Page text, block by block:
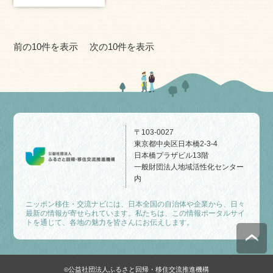
前の10件を表示 次の10件を表示
〒103-0027
東京都中央区日本橋2-3-4
日本橋プラザビル13階
一般財団法人地域活性化センター
内
ニッポン移住・交流ナビには、日本全国の自治体や企業から、日々
最新の情報が寄せられています。私たちは、この情報ポータルサイ
トを通じて、各地の魅力を皆さんにお伝えします。
©公益社団法人ふるさと回帰・移住交流推進機構